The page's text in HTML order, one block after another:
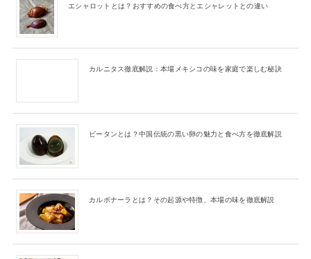
エシャロットとは？おすすめの食べ方とエシャレットとの違い
カルニタス徹底解説：本場メキシコの味を家庭で楽しむ秘訣
ピータンとは？中国伝統の黒い卵の魅力と食べ方を徹底解説
カルボナーラとは？その起源や特徴、本場の味を徹底解説